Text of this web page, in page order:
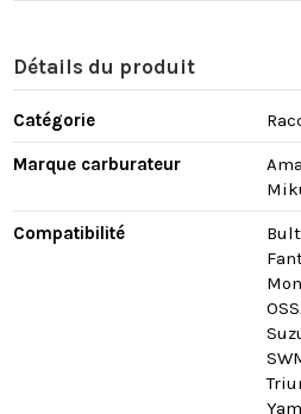
Détails du produit
Catégorie
Marque carburateur
Compatibilité